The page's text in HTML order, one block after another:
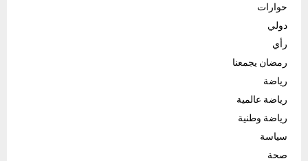
حوارات
دولي
رأي
رمضان يجمعنا
رياضة
رياضة عالمية
رياضة وطنية
سياسة
صحة